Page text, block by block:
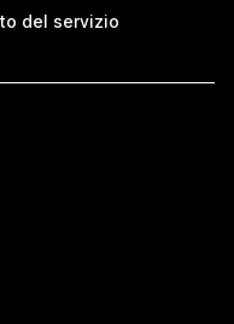
del servizio